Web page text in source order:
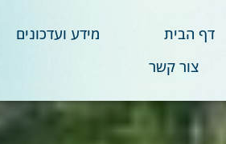
דף הבית מידע ועדכונים
צור קשר